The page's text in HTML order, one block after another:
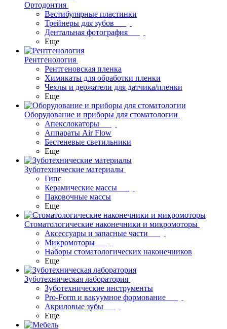
Ортодонтия
Вестибулярные пластинки
Трейнеры для зубов
Дентальная фотография
Еще
Рентгенология
Рентгеновская пленка
Химикаты для обработки пленки
Чехлы и держатели для датчика/пленки
Еще
Оборудование и приборы для стоматологии
Апекслокаторы
Аппараты Air Flow
Бестеневые светильники
Еще
Зуботехнические материалы
Гипс
Керамические массы
Паковочные массы
Еще
Стоматологические наконечники и микромоторы
Аксессуары и запасные части
Микромоторы
Наборы стоматологических наконечников
Еще
Зуботехническая лаборатория
Зуботехнические инструменты
Pro-Form и вакуумное формование
Акриловые зубы
Еще